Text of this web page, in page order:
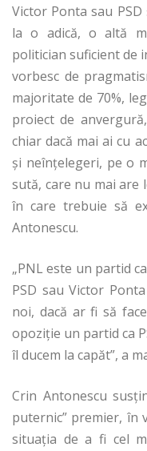
Victor Ponta sau
la o adică, o altă
politician suficient de
vorbesc de
majoritate de 70%,
proiect de
chiar dacă mai ai cu
şi neînţelegeri, pe o
sută, care nu mai
în care trebuie să
Antonescu.
„PNL este un partid
PSD sau Victor
noi, dacă ar fi să
opoziţie un partid ca
îl ducem la capăt”, a
Crin Antonescu
puternic” premier, în
situaţia de a fi cel